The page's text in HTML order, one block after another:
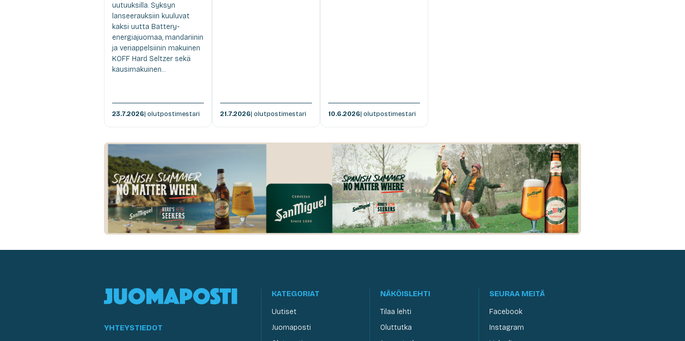
uutuuksilla. Syksyn
lanseerauksiin kuuluvat
kaksi uutta Battery-
energiajuomaa, mandariinin
ja veriappelsiinin makuinen
KOFF Hard Seltzer sekä
kausimakuinen...
23.7.2026| olutpostimestari 21.7.2026| olutpostimestari 10.6.2026| olutpostimestari
YHTEYSTIEDOT
KATEGORIAT
Uutiset
Juomaposti
NÄKÖISLEHTI
Tilaa lehti
Oluttutka
SEURAA MEITÄ
Facebook
Instagram